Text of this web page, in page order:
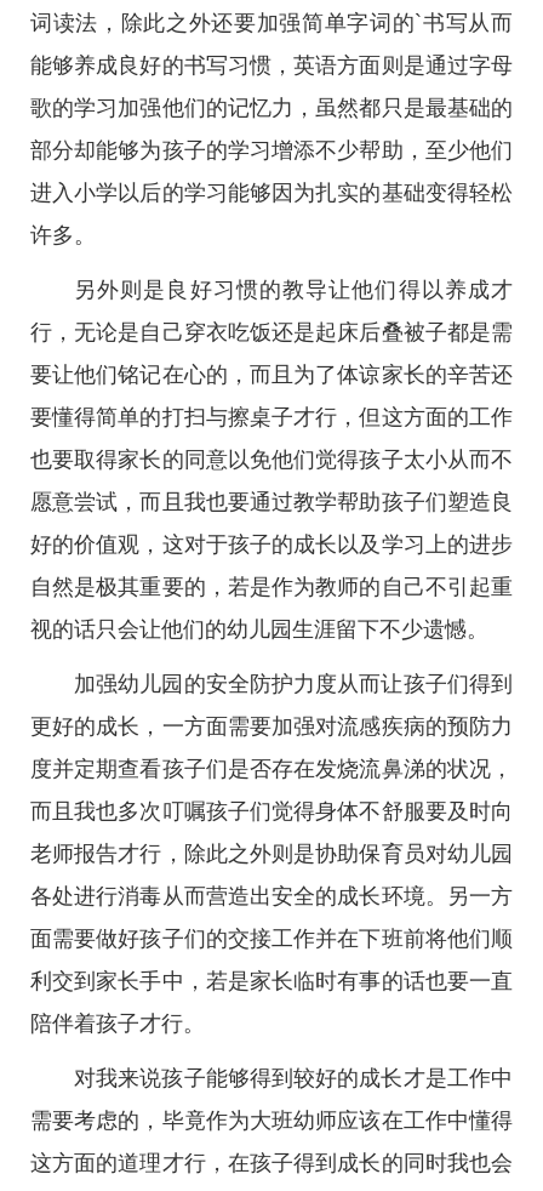
词读法，除此之外还要加强简单字词的`书写从而
能够养成良好的书写习惯，英语方面则是通过字母
歌的学习加强他们的记忆力，虽然都只是最基础的
部分却能够为孩子的学习增添不少帮助，至少他们
进入小学以后的学习能够因为扎实的基础变得轻松
许多。
另外则是良好习惯的教导让他们得以养成才
行，无论是自己穿衣吃饭还是起床后叠被子都是需
要让他们铭记在心的，而且为了体谅家长的辛苦还
要懂得简单的打扫与擦桌子才行，但这方面的工作
也要取得家长的同意以免他们觉得孩子太小从而不
愿意尝试，而且我也要通过教学帮助孩子们塑造良
好的价值观，这对于孩子的成长以及学习上的进步
自然是极其重要的，若是作为教师的自己不引起重
视的话只会让他们的幼儿园生涯留下不少遗憾。
加强幼儿园的安全防护力度从而让孩子们得到
更好的成长，一方面需要加强对流感疾病的预防力
度并定期查看孩子们是否存在发烧流鼻涕的状况，
而且我也多次叮嘱孩子们觉得身体不舒服要及时向
老师报告才行，除此之外则是协助保育员对幼儿园
各处进行消毒从而营造出安全的成长环境。另一方
面需要做好孩子们的交接工作并在下班前将他们顺
利交到家长手中，若是家长临时有事的话也要一直
陪伴着孩子才行。
对我来说孩子能够得到较好的成长才是工作中
需要考虑的，毕竟作为大班幼师应该在工作中懂得
这方面的道理才行，在孩子得到成长的同时我也会